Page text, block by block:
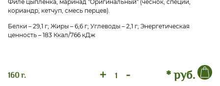
Филе цыпленка, маринад "Оригинальный" (чеснок, специи,
кориандр, кетчуп, смесь перцев).
Белки – 29,1 г; Жиры – 6,6 г; Углеводы – 2,1 г; Энергетическая
ценность – 183 Ккал/766 кДж
160 г. + - * руб.